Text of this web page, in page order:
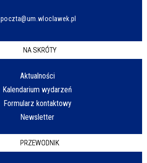
poczta@um.wloclawek.pl
NA SKRÓTY
Aktualności
Kalendarium wydarzeń
Formularz kontaktowy
Newsletter
PRZEWODNIK